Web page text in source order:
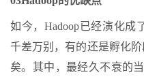
如今，Hadoop已经演化成
千差万别，有的还是孵化
矣。其中，最经久不衰的